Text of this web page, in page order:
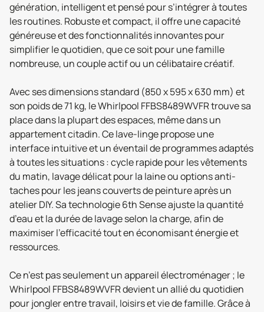
génération, intelligent et pensé pour s’intégrer à toutes
les routines. Robuste et compact, il offre une capacité
généreuse et des fonctionnalités innovantes pour
simplifier le quotidien, que ce soit pour une famille
nombreuse, un couple actif ou un célibataire créatif.
Avec ses dimensions standard (850 x 595 x 630 mm) et
son poids de 71 kg, le Whirlpool FFBS8489WVFR trouve sa
place dans la plupart des espaces, même dans un
appartement citadin. Ce lave-linge propose une
interface intuitive et un éventail de programmes adaptés
à toutes les situations : cycle rapide pour les vêtements
du matin, lavage délicat pour la laine ou options anti-
taches pour les jeans couverts de peinture après un
atelier DIY. Sa technologie 6th Sense ajuste la quantité
d’eau et la durée de lavage selon la charge, afin de
maximiser l’efficacité tout en économisant énergie et
ressources.
Ce n’est pas seulement un appareil électroménager ; le
Whirlpool FFBS8489WVFR devient un allié du quotidien
pour jongler entre travail, loisirs et vie de famille. Grâce à